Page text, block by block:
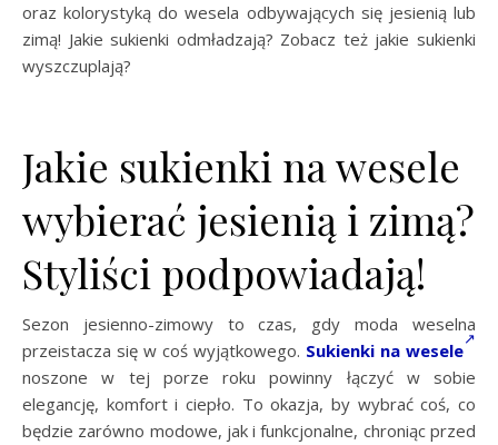
oraz kolorystyką do wesela odbywających się jesienią lub
zimą! Jakie sukienki odmładzają? Zobacz też jakie sukienki
wyszczuplają?
Jakie sukienki na wesele
wybierać jesienią i zimą?
Styliści podpowiadają!
Sezon jesienno-zimowy to czas, gdy moda weselna
przeistacza się w coś wyjątkowego. Sukienki na wesele
noszone w tej porze roku powinny łączyć w sobie
elegancję, komfort i ciepło. To okazja, by wybrać coś, co
będzie zarówno modowe, jak i funkcjonalne, chroniąc przed